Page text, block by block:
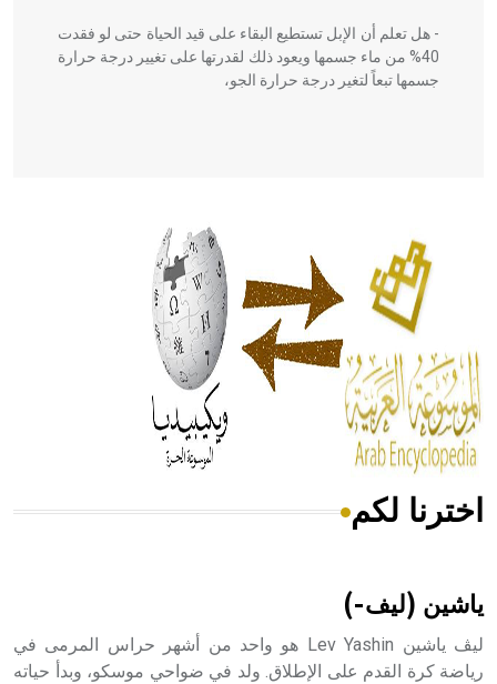
- هل تعلم أن الإبل تستطيع البقاء على قيد الحياة حتى لو فقدت
40% من ماء جسمها ويعود ذلك لقدرتها على تغيير درجة حرارة
جسمها تبعاً لتغير درجة حرارة الجو،
الحكم، الأدلة، تنظيم التغذية، ورسالته في جروح الرأس. ويعود
له الفضل بأنه حرر الطب من الدين والفلسفة.
- هل تعلم أن المرجان إفراز حيواني يتكون في البحر ويتركب
من مادة كربونات الكلسيوم، وهو أحمر أو شديد الحمرة وهو
أجود أنواعه، ويمتاز بكبر الحجم ويسمى الش
هل تعلم أن الأبسيد كلمة فرنسية اللفظ تم اعتمادها مصطلحاً
اخترنا لكم
ياشين (ليف-)
ليڤ ياشين Lev Yashin هو واحد من أشهر حراس المرمى في
رياضة كرة القدم على الإطلاق. ولد في ضواحي موسكو، وبدأ حياته